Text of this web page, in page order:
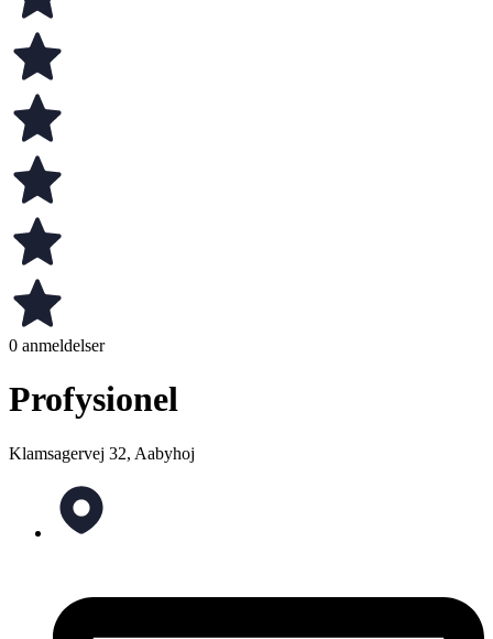
0 anmeldelser
Profysionel
Klamsagervej 32, Aabyhoj